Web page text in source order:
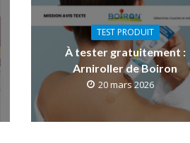
TEST PRODUIT
À tester gratuitement :
Arniroller de Boiron
20 mars 2026